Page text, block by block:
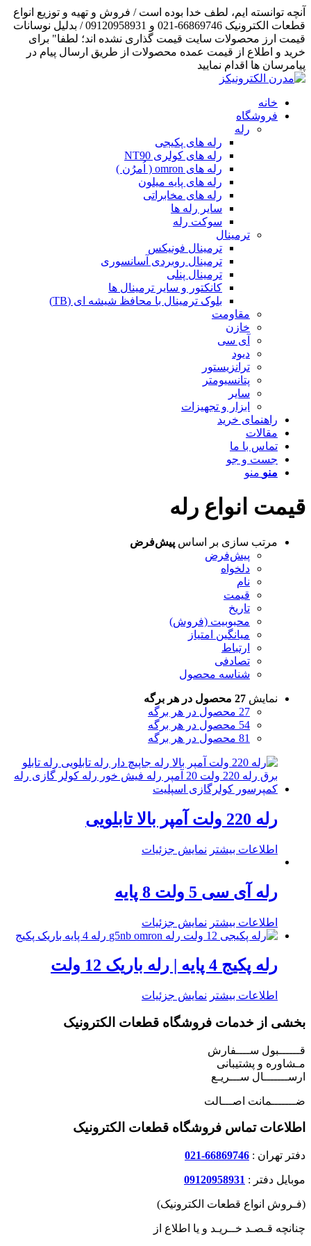
آنچه توانسته ایم، لطف خدا بوده است / فروش و تهیه و توزیع انواع
قطعات الکترونیک 66869746-021 و 09120958931 / بدلیل نوسانات
قیمت ارز محصولات سایت قیمت گذاری نشده اند؛ لطفا" برای
خرید و اطلاع از قیمت عمده محصولات از طریق ارسال پیام در
پیامرسان ها اقدام نمایید
خانه
فروشگاه
رله
رله های پکیجی
رله های کولری NT90
رله های omron ( اُمرُن )
رله های پایه میلون
رله های مخابراتی
سایر رله ها
سوکت رله
ترمینال
ترمینال فونیکس
ترمینال روبردی آسانسوری
ترمینال پنلی
کانکتور و سایر ترمینال ها
بلوک ترمینال با محافظ شیشه ای (TB)
مقاومت
خازن
آی سی
دیود
ترانزیستور
پتانسیومتر
سایر
ابزار و تجهیزات
راهنمای خرید
مقالات
تماس با ما
جست و جو
منو منو
قیمت انواع رله
مرتب سازی بر اساس پیش‌فرض
پیش‌فرض
دلخواه
نام
قیمت
تاریخ
محبوبیت (فروش)
میانگین امتیاز
ارتباط
تصادفی
شناسه محصول
نمایش 27 محصول در هر برگه
27 محصول در هر برگه
54 محصول در هر برگه
81 محصول در هر برگه
رله 220 ولت آمپر بالا تابلویی
اطلاعات بیشتر نمایش جزئیات
رله آی سی 5 ولت 8 پایه
اطلاعات بیشتر نمایش جزئیات
رله پکیج 4 پایه | رله باریک 12 ولت
اطلاعات بیشتر نمایش جزئیات
بخشی از خدمات فروشگاه قطعات الکترونیک
قــــــبول ســــفارش
مـشاوره و پشتیبانی
ارســـــــال ســـریـع
ضـــــــمانت اصـــالت
اطلاعات تماس فروشگاه قطعات الکترونیک
دفتر تهران : 66869746-021
موبایل دفتر : 09120958931
(فـروش انواع قطعات الکترونیک)
چنانچه قـصـد خــریـد و یا اطلاع از